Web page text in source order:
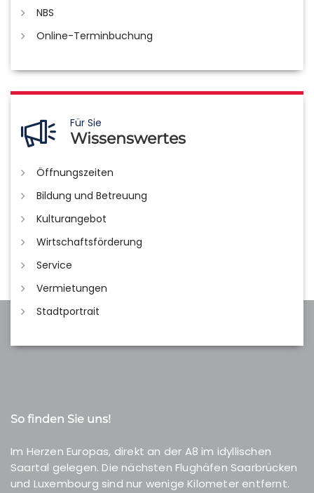
NBS
Online-Terminbuchung
Für Sie
Wissenswertes
Öffnungszeiten
Bildung und Betreuung
Kulturangebot
Wirtschaftsförderung
Service
Vermietungen
Stadtportrait
So finden Sie uns!
Im Herzen Europas, direkt an der A8 im idyllischen
Saartal gelegen. Die nächsten Flughäfen Saarbrücken
und Luxembourg sind nur wenige Kilometer entfernt.